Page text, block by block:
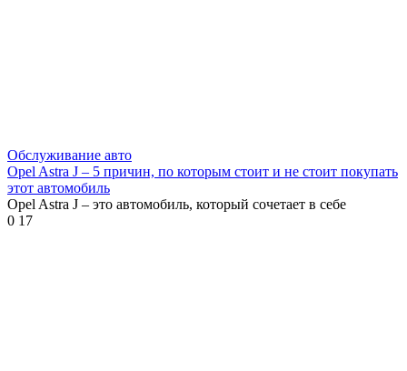
Обслуживание авто
Opel Astra J – 5 причин, по которым стоит и не стоит покупать
этот автомобиль
Opel Astra J – это автомобиль, который сочетает в себе
0 17